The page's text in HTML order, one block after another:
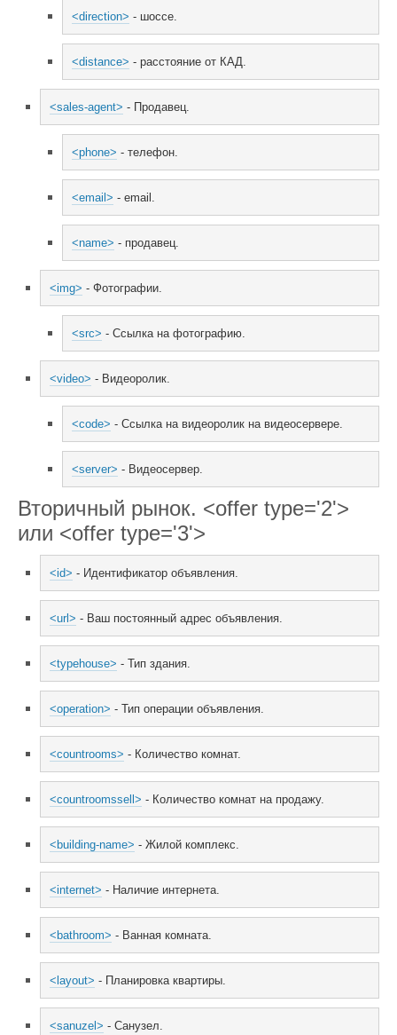
<direction> - шоссе.
<distance> - расстояние от КАД.
<sales-agent> - Продавец.
<phone> - телефон.
<email> - email.
<name> - продавец.
<img> - Фотографии.
<src> - Ссылка на фотографию.
<video> - Видеоролик.
<code> - Ссылка на видеоролик на видеосервере.
<server> - Видеосервер.
Вторичный рынок. <offer type='2'>
или <offer type='3'>
<id> - Идентификатор объявления.
<url> - Ваш постоянный адрес объявления.
<typehouse> - Тип здания.
<operation> - Тип операции объявления.
<countrooms> - Количество комнат.
<countroomssell> - Количество комнат на продажу.
<building-name> - Жилой комплекс.
<internet> - Наличие интернета.
<bathroom> - Ванная комната.
<layout> - Планировка квартиры.
<sanuzel> - Санузел.